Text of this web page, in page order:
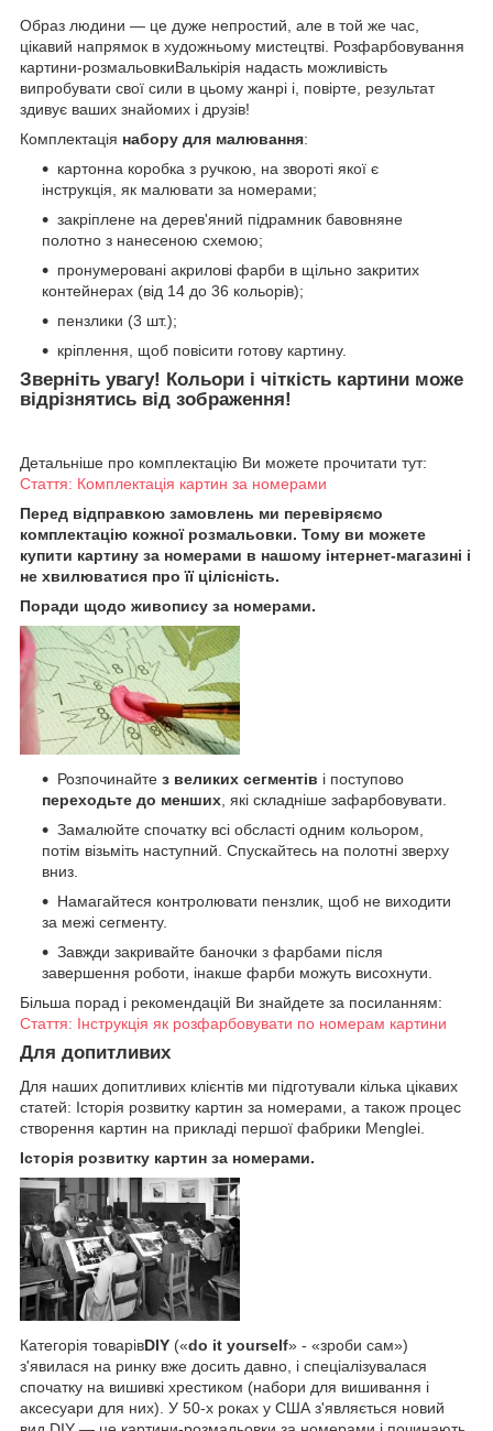
Образ людини — це дуже непростий, але в той же час,
цікавий напрямок в художньому мистецтві. Розфарбовування
картини-розмальовкиВалькірія надасть можливість
випробувати свої сили в цьому жанрі і, повірте, результат
здивує ваших знайомих і друзів!
Комплектація набору для малювання:
картонна коробка з ручкою, на звороті якої є
інструкція, як малювати за номерами;
закріплене на дерев'яний підрамник бавовняне
полотно з нанесеною схемою;
пронумеровані акрилові фарби в щільно закритих
контейнерах (від 14 до 36 кольорів);
пензлики (3 шт.);
кріплення, щоб повісити готову картину.
Зверніть увагу! Кольори і чіткість картини може
відрізнятись від зображення!
Детальніше про комплектацію Ви можете прочитати тут:
Стаття: Комплектація картин за номерами
Перед відправкою замовлень ми перевіряємо
комплектацію кожної розмальовки. Тому ви можете
купити картину за номерами в нашому інтернет-магазині і
не хвилюватися про її цілісність.
Поради щодо живопису за номерами.
Розпочинайте з великих сегментів і поступово
переходьте до менших , які складніше зафарбовувати.
Замалюйте спочатку всі обсласті одним кольором,
потім візьміть наступний. Спускайтесь на полотні зверху
вниз.
Намагайтеся контролювати пензлик, щоб не виходити
за межі сегменту.
Завжди закривайте баночки з фарбами після
завершення роботи, інакше фарби можуть висохнути.
Більша порад і рекомендацій Ви знайдете за посиланням:
Стаття: Інструкція як розфарбовувати по номерам картини
Для допитливих
Для наших допитливих клієнтів ми підготували кілька цікавих
статей: Історія розвитку картин за номерами, а також процес
створення картин на прикладі першої фабрики Menglei.
Історія розвитку картин за номерами.
Категорія товарівDIY («do it yourself» - «зроби сам»)
з'явилася на ринку вже досить давно, і спеціалізувалася
спочатку на вишивкі хрестиком (набори для вишивання і
аксесуари для них). У 50-х роках у США з'являється новий